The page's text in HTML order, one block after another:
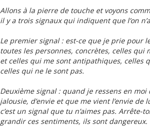
Allons à la pierre de touche et voyons
il y a trois signaux qui indiquent que l’on
Le premier signal : est-ce que je prie pour
toutes les personnes, concrètes, celles qui
et celles qui me sont antipathiques, celles
celles qui ne le sont pas.
Deuxième signal : quand je ressens en
jalousie, d’envie et que me vient l’envie
c’est un signal que tu n’aimes pas. Arrête-
grandir ces sentiments, ils sont dangereux.